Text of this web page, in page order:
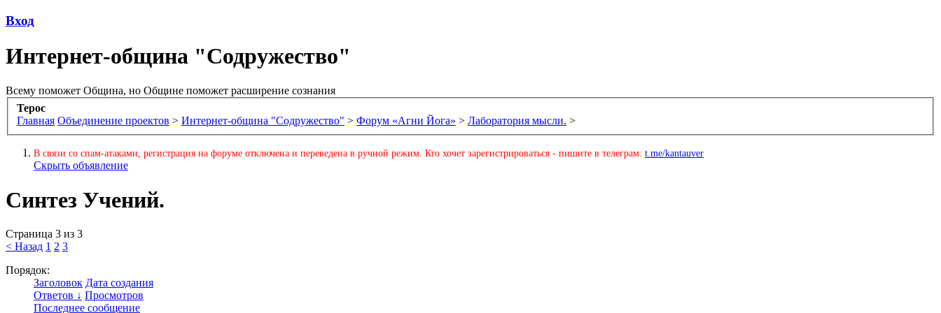
Вход
Интернет-община "Содружество"
Всему поможет Община, но Общине поможет расширение сознания
Терос
Главная Объединение проектов > Интернет-община "Содружество" > Форум «Агни Йога» > Лаборатория мысли. >
В связи со спам-атаками, регистрация на форуме отключена и переведена в ручной режим. Кто хочет зарегистрироваться - пишите в телеграм: t.me/kantauver
Скрыть объявление
Синтез Учений.
Страница 3 из 3
< Назад 1 2 3
Порядок:
Заголовок Дата создания
Ответов ↓ Просмотров
Последнее сообщение